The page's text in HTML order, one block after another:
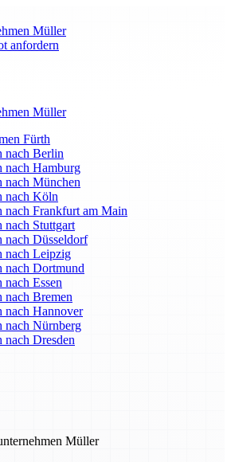
Müller
anfordern
Müller
Fürth
nach Berlin
nach Hamburg
nach München
nach Köln
nach Frankfurt am Main
Stuttgart
nach Düsseldorf
nach Leipzig
nach Dortmund
Essen
Bremen
nach Hannover
nach Nürnberg
Dresden
Müller